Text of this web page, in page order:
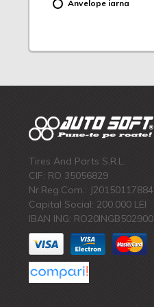
Anvelope iarna
Tires And Parts S.R.L.
CIF: RO 35056829
Nr.Reg.Com.:
Capital Social: 200.000 LEI
IBAN ING: